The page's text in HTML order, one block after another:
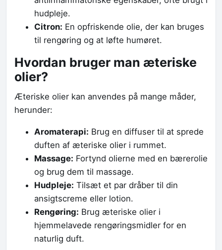
hudpleje.
Citron: En opfriskende olie, der kan bruges
til rengøring og at løfte humøret.
Hvordan bruger man æteriske
olier?
Æteriske olier kan anvendes på mange måder,
herunder:
Aromaterapi: Brug en diffuser til at sprede
duften af æteriske olier i rummet.
Massage: Fortynd olierne med en bærerolie
og brug dem til massage.
Hudpleje: Tilsæt et par dråber til din
ansigtscreme eller lotion.
Rengøring: Brug æteriske olier i
hjemmelavede rengøringsmidler for en
naturlig duft.